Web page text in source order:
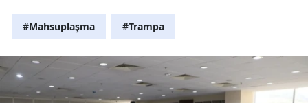
#Mahsuplaşma #Trampa